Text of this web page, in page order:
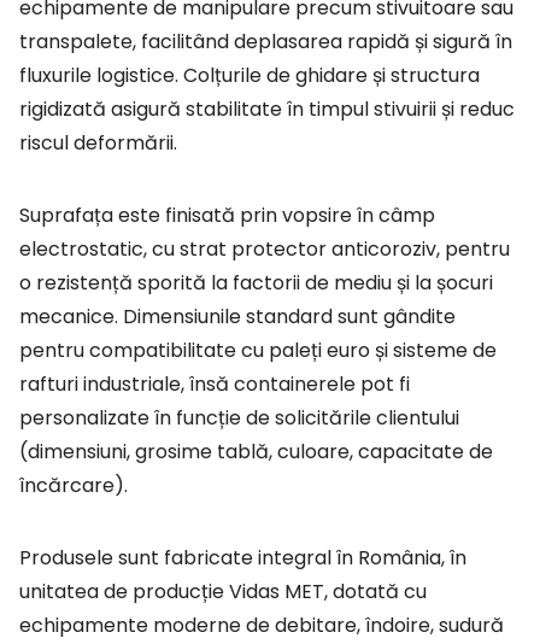
echipamente de manipulare precum stivuitoare sau
transpalete, facilitând deplasarea rapidă și sigură în
fluxurile logistice. Colțurile de ghidare și structura
rigidizată asigură stabilitate în timpul stivuirii și reduc
riscul deformării.
Suprafața este finisată prin vopsire în câmp
electrostatic, cu strat protector anticoroziv, pentru
o rezistență sporită la factorii de mediu și la șocuri
mecanice. Dimensiunile standard sunt gândite
pentru compatibilitate cu paleți euro și sisteme de
rafturi industriale, însă containerele pot fi
personalizate în funcție de solicitările clientului
(dimensiuni, grosime tablă, culoare, capacitate de
încărcare).
Produsele sunt fabricate integral în România, în
unitatea de producție Vidas MET, dotată cu
echipamente moderne de debitare, îndoire, sudură